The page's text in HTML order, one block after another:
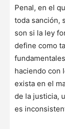
Penal, en el
toda sanción,
son si la ley
define como
haciendo con
exista en el
de la justicia,
es